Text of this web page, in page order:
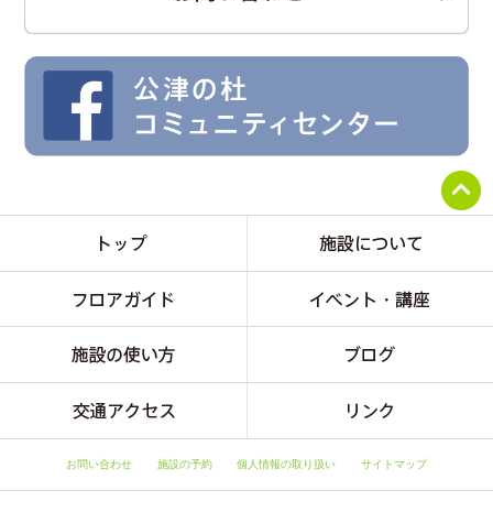
お問い合わせ 施設の予約 個人情報の取り扱い サイトマップ